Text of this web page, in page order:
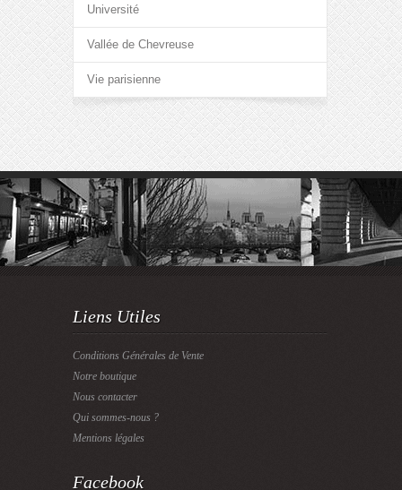
Université
Vallée de Chevreuse
Vie parisienne
Liens Utiles
Conditions Générales de Vente
Notre boutique
Nous contacter
Qui sommes-nous ?
Mentions légales
Facebook